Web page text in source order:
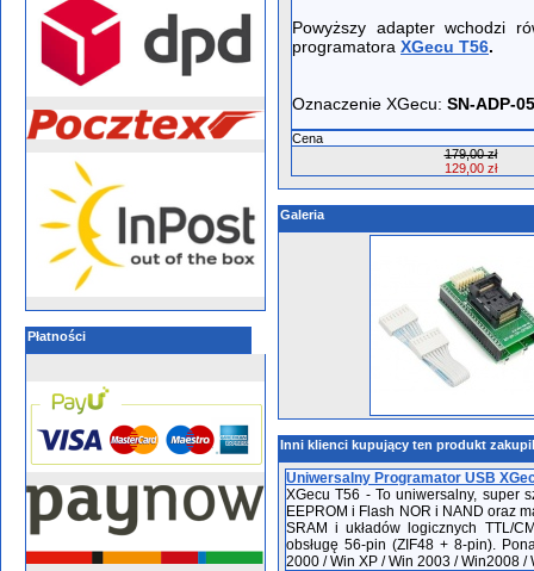
Płatności
Powyższy adapter wchodzi
programatora XGecu T56.
Oznaczenie XGecu: SN-ADP-
Cena
179,00 zł
129,00 zł
Galeria
Inni klienci kupujący ten produkt
Uniwersalny Programator USB
XGecu T56 - To uniwersalny, super
EEPROM i Flash NOR i NAND oraz
SRAM i układów logicznych TTL/
obsługę 56-pin (ZIF48 + 8-pin).
2000 / Win XP / Win 2003 / Win2008